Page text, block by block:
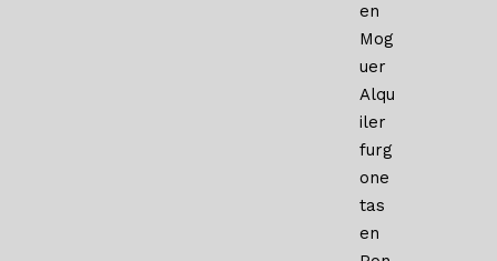
en
Mog
uer
Alqu
iler
furg
one
tas
en